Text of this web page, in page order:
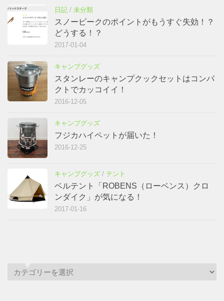
日記 / 未分類
スノーピークのポイントがもうすぐ失効！？
どうする！？
2017-01-04
キャンプグッズ
スタンレーのキャンプクックセットはコンパ
クトでカッコイイ！
2016-12-05
キャンプグッズ
フジカハイペットが届いた！
2016-12-25
キャンプグッズ / テント
ベルテント「ROBENS（ローベンス）クロ
ンダイク」が気になる！
2017-01-16